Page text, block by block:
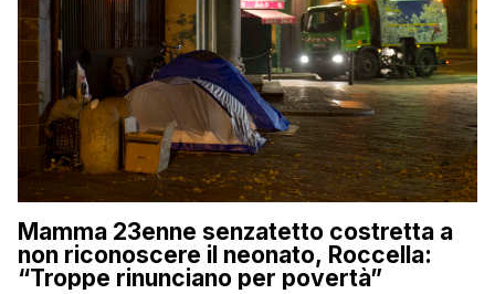
Mamma 23enne senzatetto costretta a
non riconoscere il neonato, Roccella:
“Troppe rinunciano per povertà”